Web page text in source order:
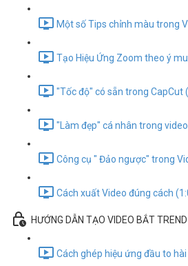
Một số Tips chỉnh màu trong
Tạo Hiệu Ứng Zoom theo ý
"Tốc độ" có sẵn trong CapCut
"Làm đẹp" cá nhân trong
Công cụ " Đảo ngược" trong
Cách xuất Video đúng cách
HƯỚNG DẪN TẠO VIDEO BẮT TREND
Cách ghép hiệu ứng đầu to